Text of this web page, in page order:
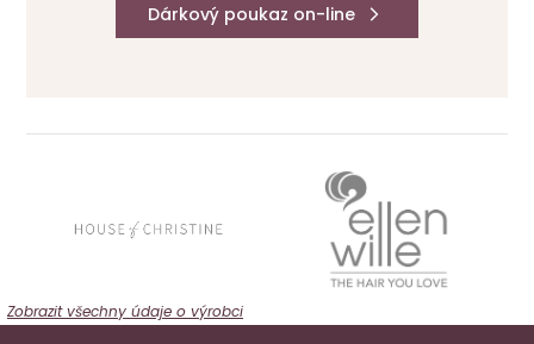
Zobrazit všechny údaje o výrobci
Dárkový poukaz on-line